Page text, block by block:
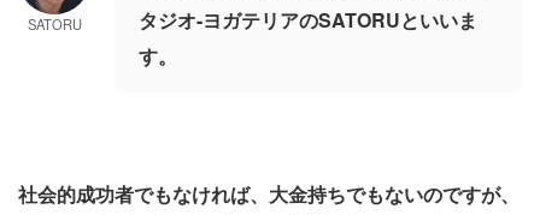
SATORU
タジオ-ヨガテリアのSATORUといいま
す。
社会的成功者でもなければ、大金持ちでもないのですが、